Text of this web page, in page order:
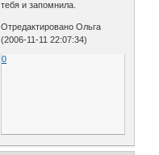
тебя и запомнила.
Отредактировано Ольга
(2006-11-11 22:07:34)
0